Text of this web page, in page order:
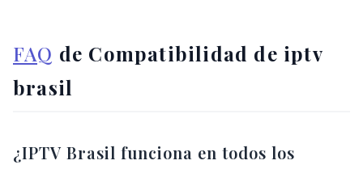
FAQ de Compatibilidad de iptv
brasil
¿IPTV Brasil funciona en todos los